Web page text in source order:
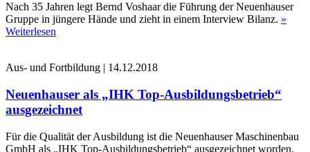
Nach 35 Jahren legt Bernd Voshaar die Führung der Neuenhauser
Gruppe in jüngere Hände und zieht in einem Interview Bilanz. »
Weiterlesen
Aus- und Fortbildung | 14.12.2018
Neuenhauser als „IHK Top-Ausbildungsbetrieb“
ausgezeichnet
Für die Qualität der Ausbildung ist die Neuenhauser Maschinenbau
GmbH als „IHK Top-Ausbildungsbetrieb“ ausgezeichnet worden.